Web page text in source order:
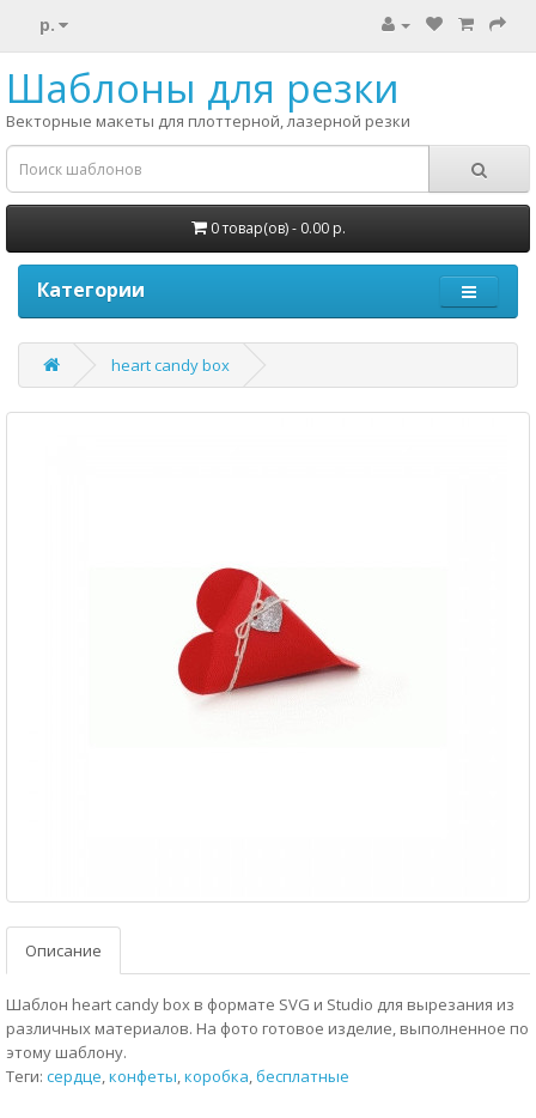
р.
Шаблоны для резки
Векторные макеты для плоттерной, лазерной резки
0 товар(ов) - 0.00 р.
Категории
heart candy box
Описание
Шаблон heart candy box в формате SVG и Studio для вырезания из
различных материалов. На фото готовое изделие, выполненное по
этому шаблону.
Теги: сердце,конфеты,коробка,бесплатные